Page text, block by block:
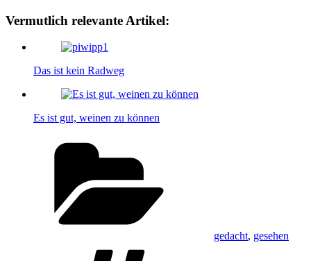
Vermutlich relevante Artikel:
Das ist kein Radweg
Es ist gut, weinen zu können
gedacht, gesehen